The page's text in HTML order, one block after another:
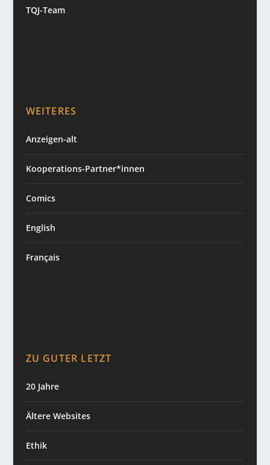
TQJ-Team
WEITERES
Anzeigen-alt
Kooperations-Partner*innen
Comics
English
Français
ZU GUTER LETZT
20 Jahre
Ältere Websites
Ethik